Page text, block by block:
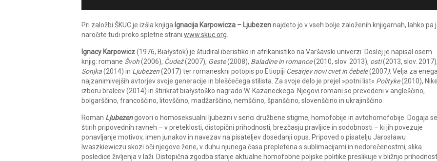
Pri založbi ŠKUC je izšla knjiga Ignacija Karpowicza – Ljubezennajdeto jo v vseh bolje založenih knjigarnah, lahko pa
naročite tudi preko spletne strani www.skuc.org
Ignacy Karpowicz(1976, Białystok) je študiral iberistiko in afrikanistiko na Varšavski univerzi. Doslej je napisal osem
knjig: romane Švoh(2006), Čudež(2007), Geste(2008), Baladine in romance(2010, slov. 2013), osti(2013, slov.
Sonjka(2014) in Ljubezen(2017) ter romaneskni potopis po Etiopiji Cesarjev novi cvet in čebele(2007). Velja za
najzanimivejših avtorjev svoje generacije in bleščečega stilista. Za svoje delo je prejel »potni list« Polityke(2010),
izboru bralcev (2014) in štirikrat białystoško nagrado W. Kazaneckega. Njegovi romani so prevedeni v angleščino,
bolgarščino, francoščino, litovščino, madžarščino, nemščino, španščino, slovenščino in ukrajinščino.
Roman Ljubezengovori o homoseksualni ljubezni v senci družbene stigme, homofobije in avtohomofobije. Dogaja
štirih pripovednih ravneh – v preteklosti, distopični prihodnosti, brezčasju pravljice in sodobnosti – ki jih povezuje
ponavljanje motivov, imen junakov in navezav na pisateljev dosedanji opus. Pripoved o pisatelju Jarosławu
Iwaszkiewiczu skozi oči njegove žene, v duhu njunega časa prepletena s sublimacijami in nedorečenostmi, slika
posledice življenja v laži. Distopična zgodba stanje aktualne homofobne poljske politike preslikuje v bližnjo